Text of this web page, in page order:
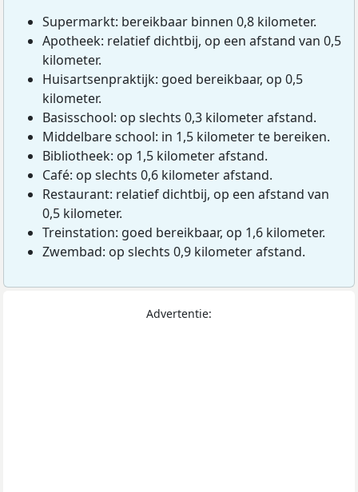
Supermarkt: bereikbaar binnen 0,8 kilometer.
Apotheek: relatief dichtbij, op een afstand van 0,5
kilometer.
Huisartsenpraktijk: goed bereikbaar, op 0,5
kilometer.
Basisschool: op slechts 0,3 kilometer afstand.
Middelbare school: in 1,5 kilometer te bereiken.
Bibliotheek: op 1,5 kilometer afstand.
Café: op slechts 0,6 kilometer afstand.
Restaurant: relatief dichtbij, op een afstand van
0,5 kilometer.
Treinstation: goed bereikbaar, op 1,6 kilometer.
Zwembad: op slechts 0,9 kilometer afstand.
Advertentie: